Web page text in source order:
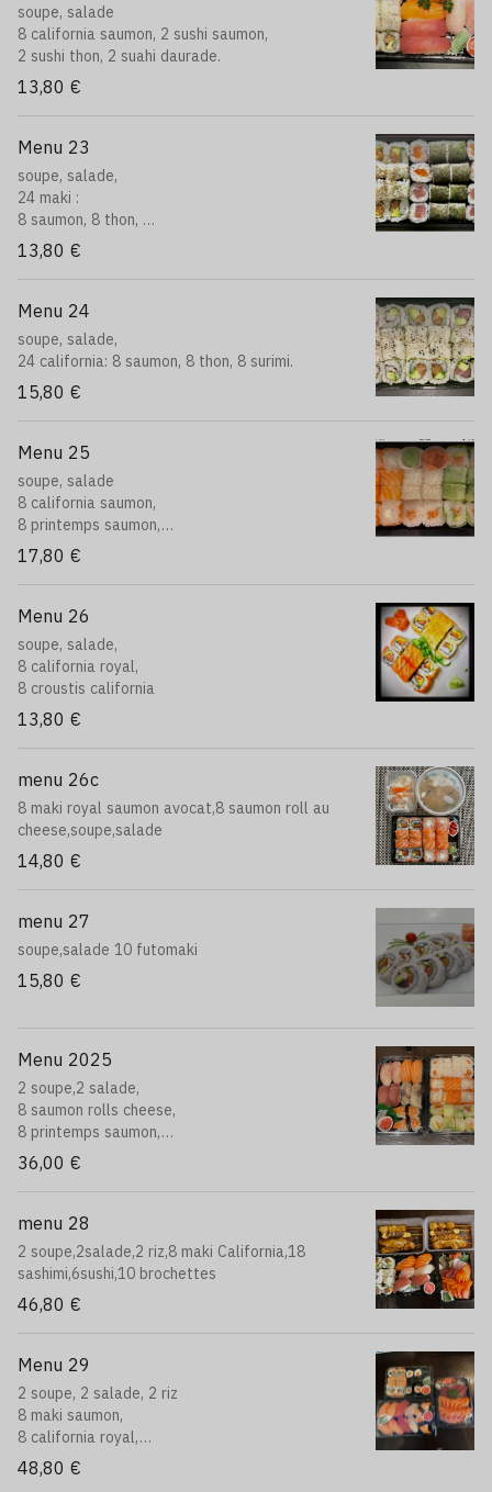
soupe, salade
8 california saumon, 2 sushi saumon,
2 sushi thon, 2 suahi daurade.
13,80 €
Menu 23
soupe, salade,
24 maki :
8 saumon, 8 thon,
8 california saumon.
13,80 €
Menu 24
soupe, salade,
24 california: 8 saumon, 8 thon, 8 surimi.
15,80 €
Menu 25
soupe, salade
8 california saumon,
8 printemps saumon,
8 neige saumon.
17,80 €
Menu 26
soupe, salade,
8 california royal,
8 croustis california
13,80 €
menu 26c
8 maki royal saumon avocat,8 saumon roll au
cheese,soupe,salade
14,80 €
menu 27
soupe,salade 10 futomaki
15,80 €
Menu 2025
2 soupe,2 salade,
8 saumon rolls cheese,
8 printemps saumon,
8 neige saumon ,
10 sushi assortis:
2 saumon,2 thon,2 daurade,
2 crevette,2 marquereau.
36,00 €
menu 28
2 soupe,2salade,2 riz,8 maki California,18
sashimi,6sushi,10 brochettes
46,80 €
Menu 29
2 soupe, 2 salade, 2 riz
8 maki saumon,
8 california royal,
10 sushi varié:
2 saumon, 2 thon, 2 daurade,
48,80 €